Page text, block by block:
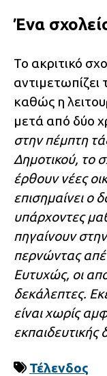
Ένα
Το ακριτικό
καθώς η
μετά από δύο
στην πέμπτη
Δημοτικού, το
έρθουν νέες
επισημαίνει ο
υπάρχοντες
πηγαίνουν
περνώντας
Ευτυχώς, οι
δεκάλεπτες.
είναι χωρίς
εκπαιδευτικής
Τέλενδος